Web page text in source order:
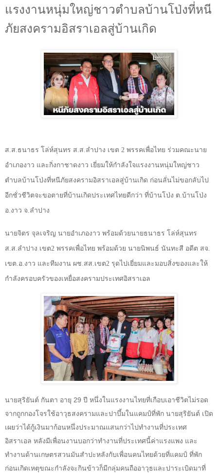
แรงงานหนุ่มใหญ่ชาวตำบลบ้านโป่งที่หนี
ภัยสงครามอิสราเอลสู่บ้านเกิด
ส.ส.ธนาธร โล่ห์สุนทร ส.ส.ลำปาง เขต 2 พรรคเพื่อไทย ร่วมคณะนาย
อำเภองาว และกิ่งกาชาดงาว เยี่ยมให้กำลังใจแรงงานหนุ่มใหญ่ชาว
ตำบลบ้านโป่งที่หนีภัยสงครามอิสราเอลสู่บ้านเกิด ก่อนลั่นไม่ขอกลับไป
อีกชั่วชีวิตจะขอตายที่บ้านเกิดประเทศไทยดีกว่า ที่บ้านโป่ง ต.บ้านโป่ง
อ.งาว จ.ลำปาง
นายจิตร จุลเจริญ นายอำเภองาว พร้อมด้วยนายธนาธร โล่ห์สุนทร
ส.ส.ลำปาง เขต2 พรรคเพื่อไทย พร้อมด้วย นายนิพนธ์ นันทะสี อดีต สจ.
เขต.อ.งาว และทีมงาน ผช.สส.เขต2 รุดไปเยี่ยมและมอบสิ่งของและให้
กำลังครอบครัวของเหยื่อสงครามประเทศอิสราเอล
นายสุริยันต์ กันตา อายุ 29 ปี หนึ่งในแรงงานไทยที่เกือบเอาชีวิตไม่รอด
จากถูกกองโจรใช้อาวุธสงครามและปาบึ้มในแคมป์ที่พัก นายสุริยันต์ เปิด
เผยว่าได้กู้เงินมาก้อนหนึ่งประมาณแสนกว่าไปทำงานที่ประเทศ
อิสราเอล หลังมีเพื่อนงานบอกว่าทำงานที่ประเทศนี้ค่าแรงแพง และ
ทำงานด้านเกษตรสวนมันสำปะหลังกับเพื่อนคนไทยด้วยที่แคมป์ ที่พัก
ก่อนเกิดเหตุขณะกำลังจะกินข้าวก็มีกลุ่มคนถืออาวุธและปาระเบิดมาที่